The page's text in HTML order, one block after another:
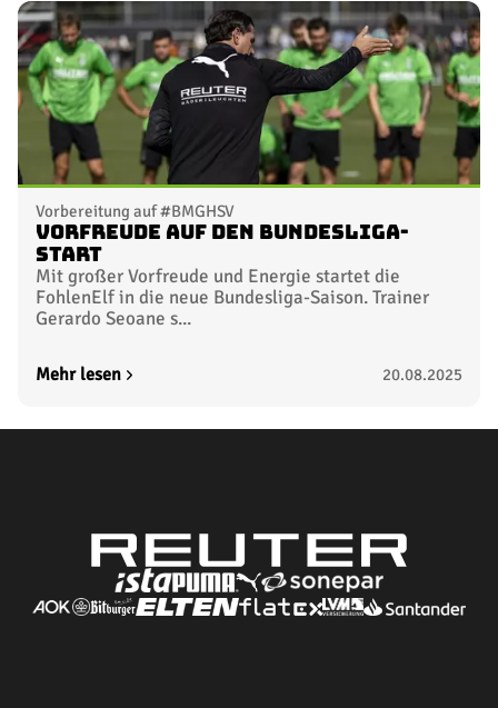
Vorbereitung auf #BMGHSV
Vorfreude auf den Bundesliga-
Start
Mit großer Vorfreude und Energie startet die
FohlenElf in die neue Bundesliga-Saison. Trainer
Gerardo Seoane s...
Mehr lesen 20.08.2025